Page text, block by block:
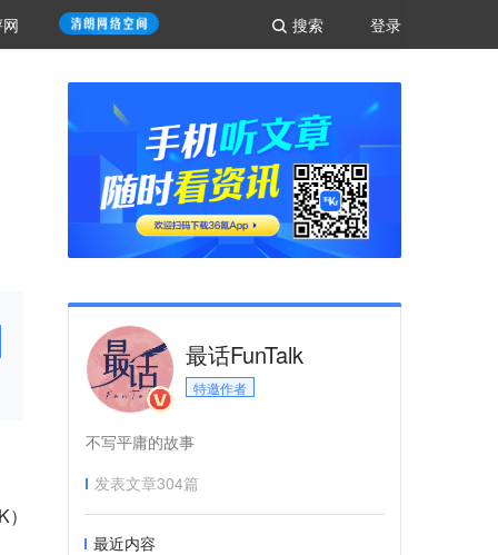
登录
搜索
最话FunTalk
特邀作者
不写平庸的故事
发表文章304篇
最近内容